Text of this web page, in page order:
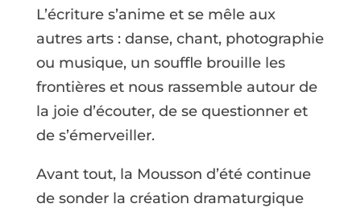
L’écriture s’anime et se mêle aux
autres arts : danse, chant, photographie
ou musique, un souffle brouille les
frontières et nous rassemble autour de
la joie d’écouter, de se questionner et
de s’émerveiller.
Avant tout, la Mousson d’été continue
de sonder la création dramaturgique